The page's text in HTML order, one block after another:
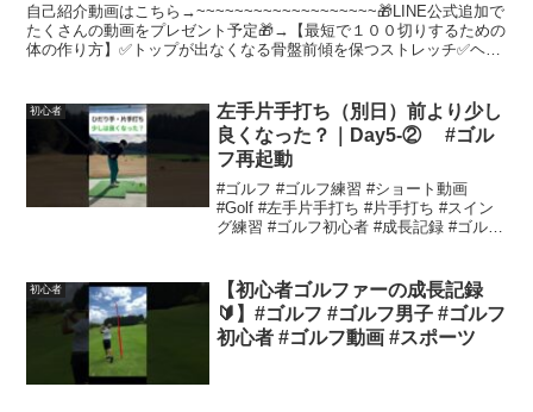
自己紹介動画はこちら→~~~~~~~~~~~~~~~~~~~🎁LINE公式追加で
たくさんの動画をプレゼント予定🎁→【最短で１００切りするための
体の作り方】✅トップが出なくなる骨盤前傾を保つストレッチ✅ヘッ
初心者
左手片手打ち（別日）前より少し
良くなった？｜Day5-② #ゴル
フ再起動
#ゴルフ #ゴルフ練習 #ショート動画
#Golf #左手片手打ち #片手打ち #スイン
グ練習 #ゴルフ初心者 #成長記録 #ゴルフ
ど、まだ手で合わせにいってる感じも
あ...
初心者
【初心者ゴルファーの成長記録
🔰】#ゴルフ #ゴルフ男子 #ゴルフ
初心者 #ゴルフ動画 #スポーツ